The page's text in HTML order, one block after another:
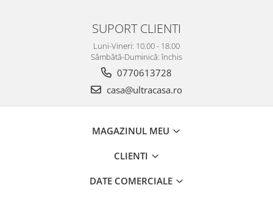
SUPORT CLIENTI
Luni-Vineri: 10.00 - 18.00
Sâmbătă-Duminică: închis
0770613728
casa@ultracasa.ro
MAGAZINUL MEU
CLIENTI
DATE COMERCIALE